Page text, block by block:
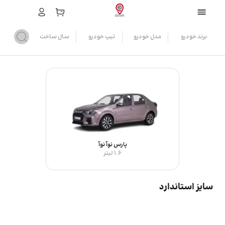
برند خودرو مدل خودرو تیپ خودرو سال ساخت
پارس نوآ نوآ
1.6 لیتر
سایز استاندارد